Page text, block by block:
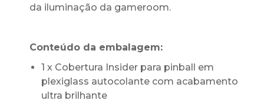
da iluminação da gameroom.
Conteúdo da embalagem:
1 x Cobertura Insider para pinball em
plexiglass autocolante com acabamento
ultra brilhante